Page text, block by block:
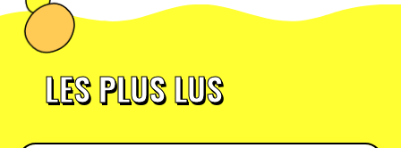
LES PLUS LUS